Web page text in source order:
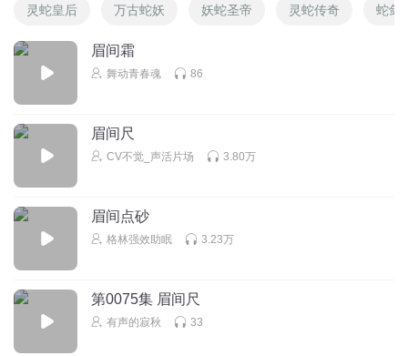
灵蛇皇后 万古蛇妖 妖蛇圣帝 灵蛇传奇 蛇剑
眉间霜
舞动青春魂 86
眉间尺
CV不觉_声活片场 3.80万
眉间点砂
格林强效助眠 3.23万
第0075集 眉间尺
有声的寂秋 33